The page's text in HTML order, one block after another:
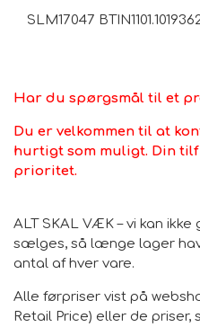
Den har en buekronet
Kobberfrit epoxy spejl, anti-
kantforseglingsteknologi,
Velegnet til soveværelse,
SLM17047
Har du spørgsmål til et
Du er velkommen til at
hurtigt som muligt. Din
prioritet.
ALT SKAL VÆK – vi kan
sælges, så længe lager
antal af hver vare.
Alle førpriser vist på
Retail Price) eller de